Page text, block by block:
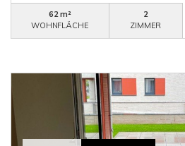
62 m²
WOHNFLÄCHE
2
ZIMMER